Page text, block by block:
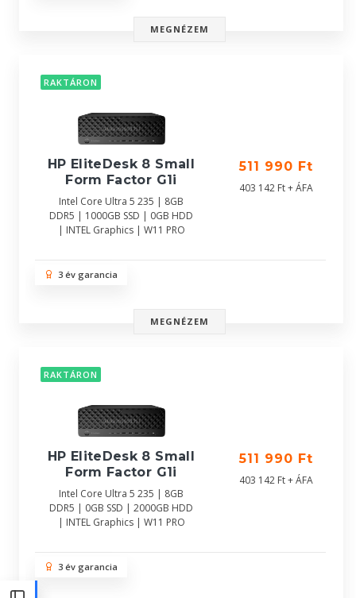
MEGNÉZEM
RAKTÁRON
HP EliteDesk 8 Small
Form Factor G1i
Intel Core Ultra 5 235 | 8GB
DDR5 | 1000GB SSD | 0GB HDD
| INTEL Graphics | W11 PRO
511 990 Ft
403 142 Ft + ÁFA
3 év garancia
MEGNÉZEM
RAKTÁRON
HP EliteDesk 8 Small
Form Factor G1i
Intel Core Ultra 5 235 | 8GB
DDR5 | 0GB SSD | 2000GB HDD
| INTEL Graphics | W11 PRO
511 990 Ft
403 142 Ft + ÁFA
3 év garancia